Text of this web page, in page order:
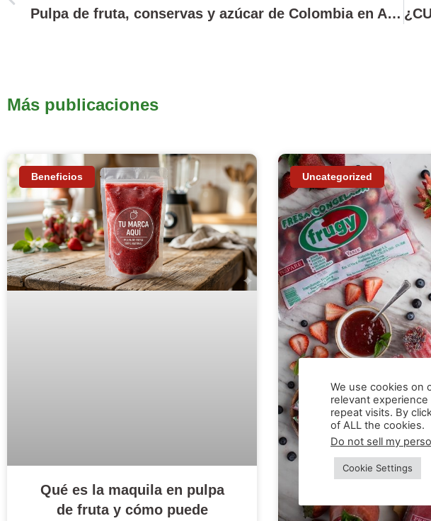
Pulpa de fruta, conservas y azúcar de Colombia en Alimentaria 2014
Más publicaciones
Beneficios
Qué es la maquila en pulpa
de fruta y cómo puede
Uncategorized
We use cookies on
relevant
repeat visits. By
of ALL the cookies.
Do not sell my
Cookie Settings